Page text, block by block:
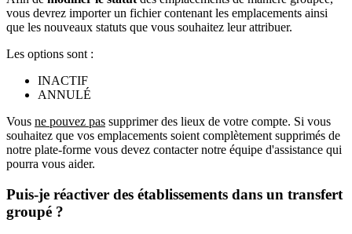
vous devrez importer un fichier contenant les emplacements ainsi
que les nouveaux statuts que vous souhaitez leur attribuer.
Les options sont :
INACTIF
ANNULÉ
Vous ne pouvez pas supprimer des lieux de votre compte. Si vous
souhaitez que vos emplacements soient complètement supprimés de
notre plate-forme vous devez contacter notre équipe d'assistance qui
pourra vous aider.
Puis-je réactiver des établissements dans un transfert
groupé ?